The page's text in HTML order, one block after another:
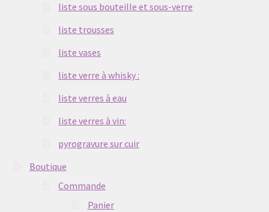
liste sous bouteille et sous-verre
liste trousses
liste vases
liste verre à whisky :
liste verres à eau
liste verres à vin:
pyrogravure sur cuir
Boutique
Commande
Panier